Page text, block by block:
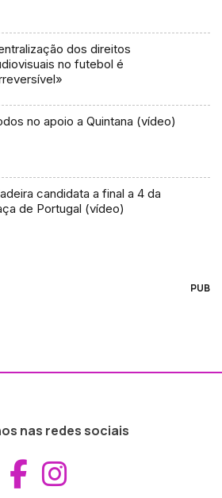
dos direitos
no futebol é
no apoio a Quintana (vídeo)
candidata a final a 4 da
de Portugal (vídeo)
PUB
nas redes sociais
Aceder ao